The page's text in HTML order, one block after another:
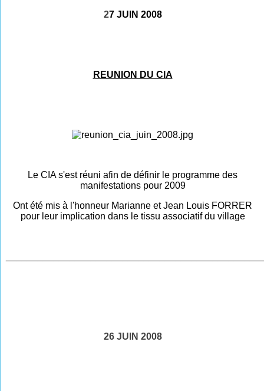
27 JUIN 2008
REUNION DU CIA
Le CIA s'est réuni afin de définir le programme des
manifestations pour 2009
Ont été mis à l'honneur Marianne et Jean Louis FORRER
pour leur implication dans le tissu associatif du village
26 JUIN 2008